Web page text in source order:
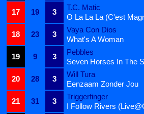
17
19 3
T.C. Matic
O La La La (C'est
18
23 3
Vaya Con Dios
What's A Woman
19
9 3
Pebbles
Seven Horses In The
20
28 3
Will Tura
Eenzaam Zonder Jou
21
31 3
Triggerfinger
I Follow Rivers